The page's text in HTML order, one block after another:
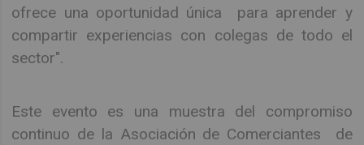
ofrece una oportunidad única para aprender y
compartir experiencias con colegas de todo el
sector".
Este evento es una muestra del compromiso
continuo de la Asociación de Comerciantes de